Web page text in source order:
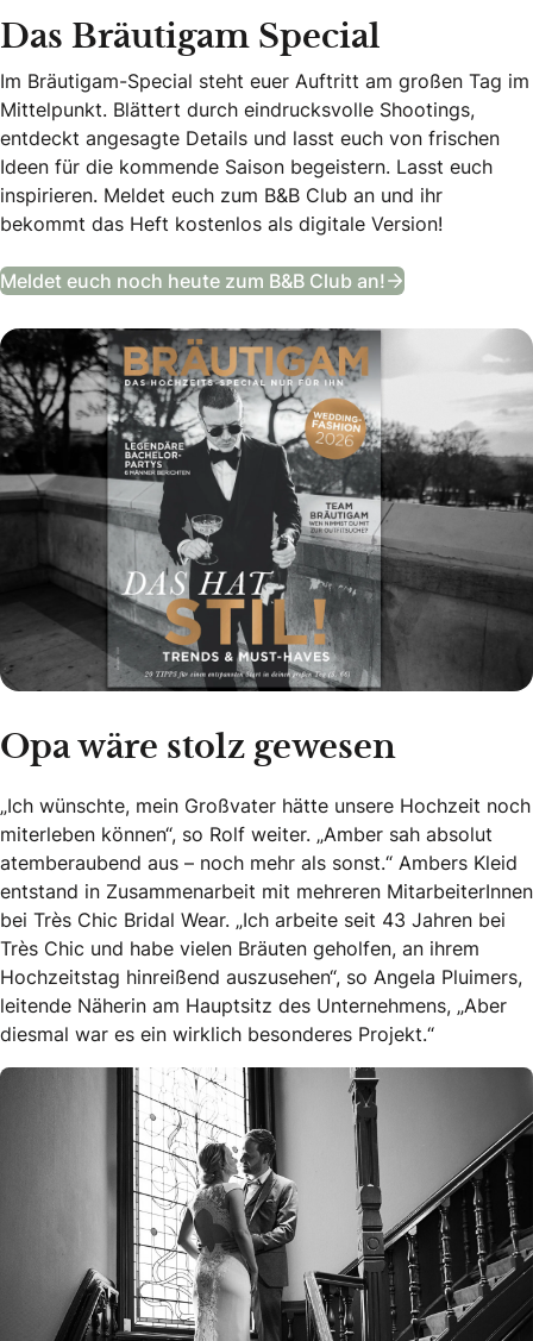
Das Bräutigam Special
Im Bräutigam-Special steht euer Auftritt am großen Tag im
Mittelpunkt. Blättert durch eindrucksvolle Shootings,
entdeckt angesagte Details und lasst euch von frischen
Ideen für die kommende Saison begeistern. Lasst euch
inspirieren. Meldet euch zum B&B Club an und ihr
bekommt das Heft kostenlos als digitale Version!
Meldet euch noch heute zum B&B Club an! Das
Opa wäre stolz gewesen
„Ich wünschte, mein Großvater hätte unsere Hochzeit noch
miterleben können“, so Rolf weiter. „Amber sah absolut
atemberaubend aus – noch mehr als sonst.“ Ambers Kleid
entstand in Zusammenarbeit mit mehreren MitarbeiterInnen
bei Très Chic Bridal Wear. „Ich arbeite seit 43 Jahren bei
Très Chic und habe vielen Bräuten geholfen, an ihrem
Hochzeitstag hinreißend auszusehen“, so Angela Pluimers,
leitende Näherin am Hauptsitz des Unternehmens, „Aber
diesmal war es ein wirklich besonderes Projekt.“